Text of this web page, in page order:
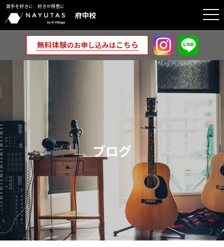
苦手を好きに 好きが得意に
府中校
ブログ